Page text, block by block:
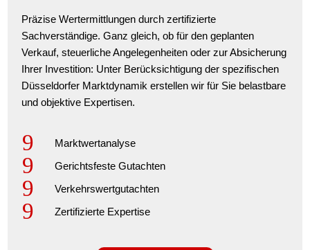
Präzise Wertermittlungen durch zertifizierte
Sachverständige. Ganz gleich, ob für den geplanten
Verkauf, steuerliche Angelegenheiten oder zur Absicherung
Ihrer Investition: Unter Berücksichtigung der spezifischen
Düsseldorfer Marktdynamik erstellen wir für Sie belastbare
und objektive Expertisen.
9 Marktwertanalyse
9 Gerichtsfeste Gutachten
9 Verkehrswertgutachten
9 Zertifizierte Expertise